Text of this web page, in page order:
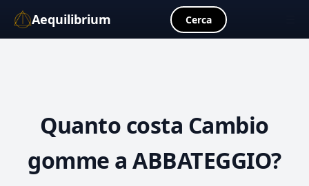
Aequilibrium Cerca
Quanto costa Cambio
gomme a ABBATEGGIO?